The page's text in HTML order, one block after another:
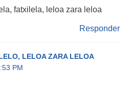
fatxilela, leloa zara leloa
Responder
LELOA ZARA LELOA
PM